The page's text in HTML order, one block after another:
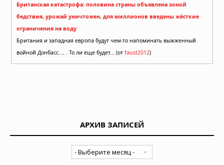
Британская катастрофа: половина страны объявлена зоной
бедствия, урожай уничтожен, для миллионов введены жёсткие
ограничения на воду
Британия и западная европа будут чем-то напоминать выжженный
войной Донбасс.... . То ли еще будет... (от faust2012)
АРХИВ ЗАПИСЕЙ